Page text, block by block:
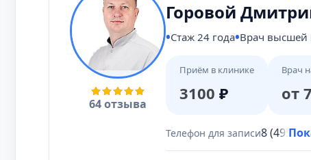
64 отзыва
Горовой
Стаж 24 года Врач высшей
Приём в клинике
3100 ₽
Врач
от
Телефон для записи8 (495)